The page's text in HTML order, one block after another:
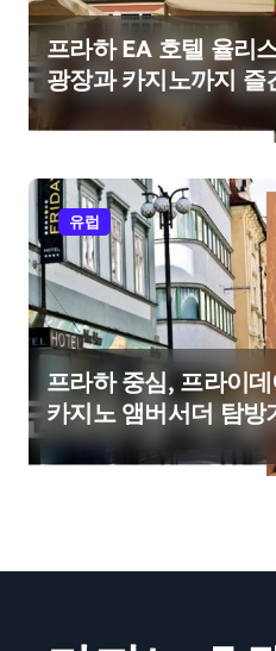
프라하 EA 호텔 율리
광장과 카지노까지 즐
유럽
프라하 중심, 프라이
카지노 앰버서더 탐방